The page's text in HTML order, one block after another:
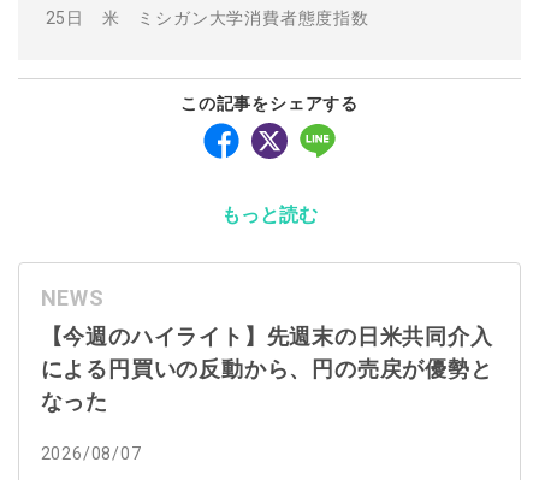
25日 米 ミシガン大学消費者態度指数
この記事をシェアする
もっと読む
NEWS
【今週のハイライト】先週末の日米共同介入
による円買いの反動から、円の売戻が優勢と
なった
2026/08/07